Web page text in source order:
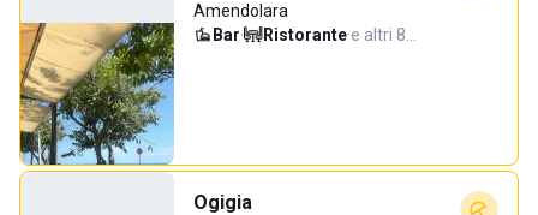
Amendolara
Bar· Ristorante·e altri 8…
Ogigia